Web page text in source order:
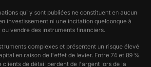
qui y sont publiées ne constituent en aucun
investissement ni une incitation quelconque à
ou vendre des instruments financiers.
complexes et présentent un risque élevé
en raison de l'effet de levier. Entre 74 et 89 %
clients de détail perdent de l'argent lors de la